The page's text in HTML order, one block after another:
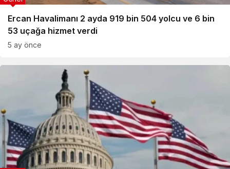
Ercan Havalimanı 2 ayda 919 bin 504 yolcu ve 6 bin
53 uçağa hizmet verdi
5 ay önce